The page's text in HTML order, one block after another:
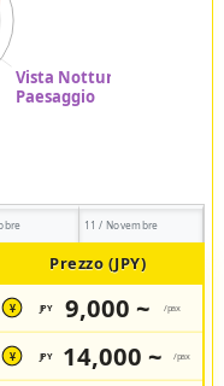
11 / Novembre
Prezzo (JPY)
¥ JPY 9,000 ~ /pax
¥ JPY 14,000 ~ /pax